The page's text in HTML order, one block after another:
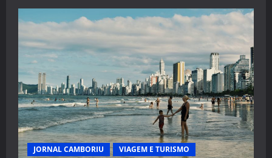
JORNAL CAMBORIU VIAGEM E TURISMO